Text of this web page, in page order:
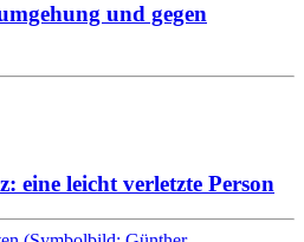
und gegen
eine leicht verletzte Person